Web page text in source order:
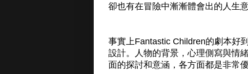
卻也有在冒險中漸漸體會出的人生
事實上Fantastic Children的劇本好
設計。人物的背景，心理側寫與情
面的探討和意涵，各方面都是非常優